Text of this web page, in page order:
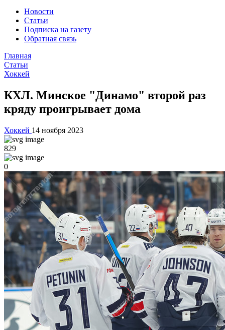
Новости
Статьи
Подписка на газету
Обратная связь
Главная
Статьи
Хоккей
КХЛ. Минское "Динамо" второй раз
кряду проигрывает дома
Хоккей 14 ноября 2023
829
0